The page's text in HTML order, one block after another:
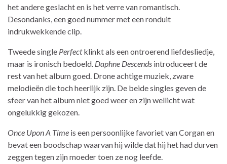
het andere geslacht en is het verre van romantisch.
Desondanks, een goed nummer met een ronduit
indrukwekkende clip.
Tweede single Perfectklinkt als een ontroerend liefdesliedje,
maar is ironisch bedoeld. Daphne Descends introduceert de
rest van het album goed. Drone achtige muziek, zware
melodieën die toch heerlijk zijn. De beide singles geven de
sfeer van het album niet goed weer en zijn wellicht wat
ongelukkig gekozen.
Once Upon A Time is een persoonlijke favoriet van Corgan en
bevat een boodschap waarvan hij wilde dat hij het had durven
zeggen tegen zijn moeder toen ze nog leefde.